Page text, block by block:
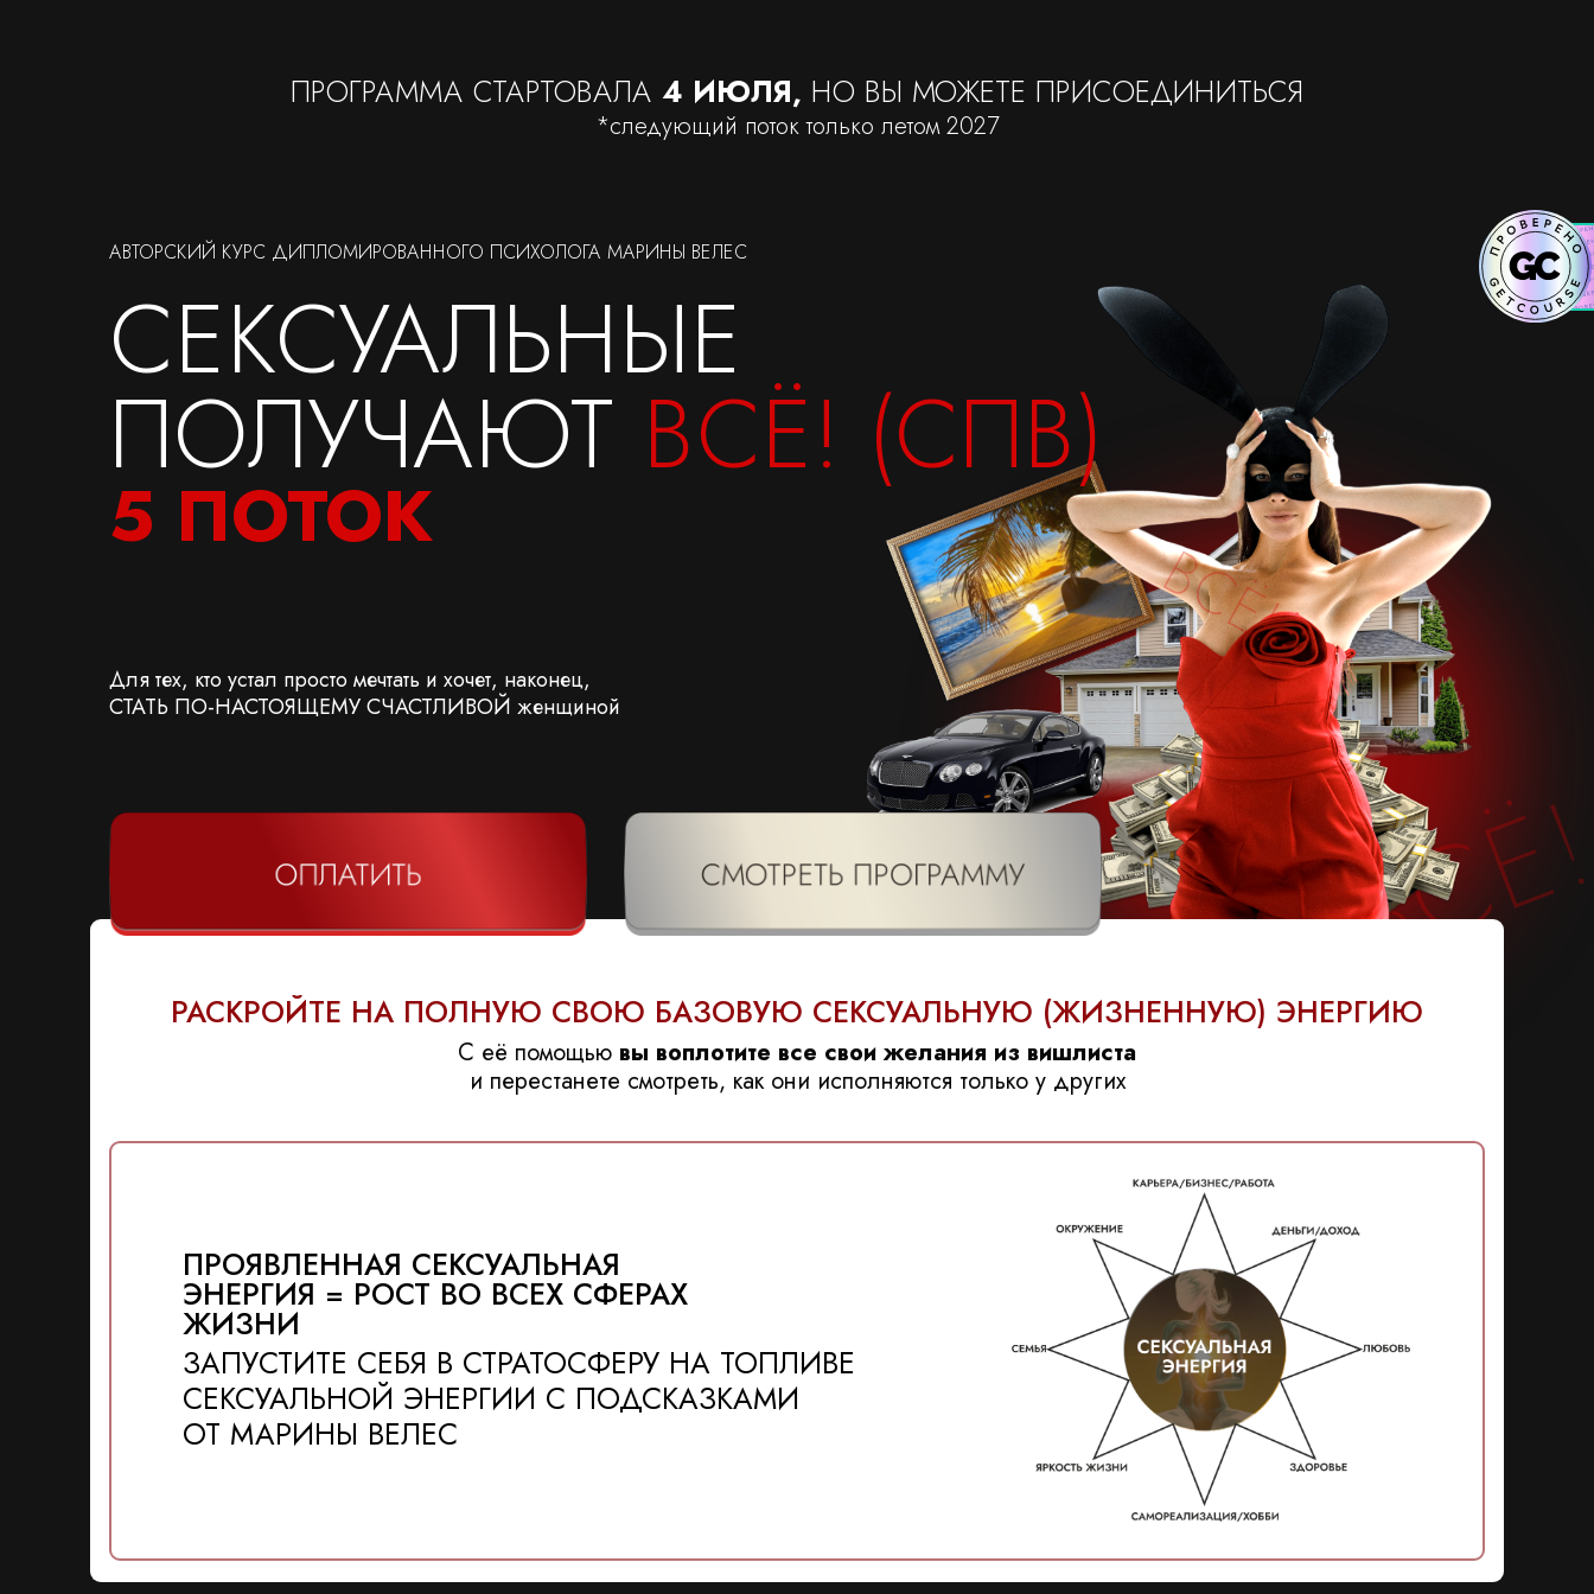
*следующий поток только летом 2027
ПРОГРАММА СТАРТОВАЛА 4 ИЮЛЯ, НО ВЫ МОЖЕТЕ ПРИСОЕДИНИТЬСЯ
ВСЁ!
Для тех, кто устал просто мечтать и хочет, наконец,
СТАТЬ ПО-НАСТОЯЩЕМУ СЧАСТЛИВОЙ женщиной
СЕКСУАЛЬНЫЕ
ПОЛУЧАЮТ ВСЁ! (СПВ)
5 ПОТОК
АВТОРСКИЙ КУРС ДИПЛОМИРОВАННОГО ПСИХОЛОГА МАРИНЫ ВЕЛЕС
С её помощью вы воплотите все свои желания из вишлиста
и перестанете смотреть, как они исполняются только у других
ПРОЯВЛЕННАЯ СЕКСУАЛЬНАЯ
ЭНЕРГИЯ = РОСТ ВО ВСЕХ СФЕРАХ
ЖИЗНИ
ЗАПУСТИТЕ СЕБЯ В СТРАТОСФЕРУ НА ТОПЛИВЕ
СЕКСУАЛЬНОЙ ЭНЕРГИИ С ПОДСКАЗКАМИ
ОТ МАРИНЫ ВЕЛЕС
РАСКРОЙТЕ НА ПОЛНУЮ СВОЮ БАЗОВУЮ СЕКСУАЛЬНУЮ (ЖИЗНЕННУЮ) ЭНЕРГИЮ